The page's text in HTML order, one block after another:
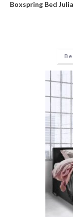
Boxspring Bed